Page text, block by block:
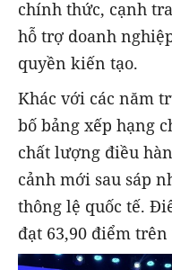
chính thức, cạnh
hỗ trợ doanh
quyền kiến tạo.
Khác với các năm
bố bảng xếp hạng
chất lượng điều
cảnh mới sau sáp
thông lệ quốc tế.
đạt 63,90 điểm trên